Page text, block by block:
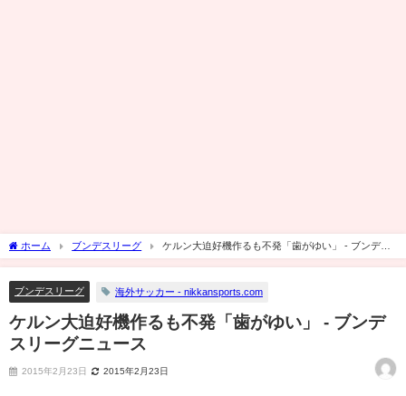
ホーム ブンデスリーグ
ケルン大迫好機作るも不発「歯がゆい」 - ブンデス
リーグニュース
ブンデスリーグ 海外サッカー - nikkansports.com
ケルン大迫好機作るも不発「歯がゆい」 - ブンデ
スリーグニュース
2015年2月23日 2015年2月23日